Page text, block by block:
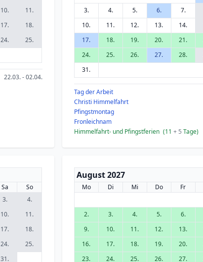
10.
11.
17.
18.
24.
25.
22.03. - 02.04.
3.
4. 5. 6. 7.
10.
11. 12. 13. 14.
17.
18. 19. 20. 21.
24.
25. 26. 27. 28.
31.
Tag der Arbeit
Christi Himmelfahrt
Pfingstmontag
Fronleichnam
Himmelfahrt- und Pfingstferien (11 + 5 Tage)
Sa
So
3.
4.
10.
11.
17.
18.
24.
25.
31.
August 2027
Mo Di Mi Do Fr
2.
3. 4. 5. 6.
9.
10. 11. 12. 13.
16.
17. 18. 19. 20.
23.
24. 25. 26. 27.